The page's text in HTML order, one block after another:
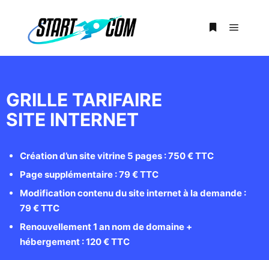
GRILLE TARIFAIRE
SITE INTERNET
Création d’un site vitrine 5 pages : 750 € TTC
Page supplémentaire : 79 € TTC
Modification contenu du site internet à la demande :
79 € TTC
Renouvellement 1 an nom de domaine +
hébergement : 120 € TTC